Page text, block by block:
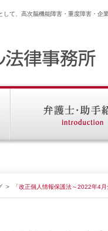
て、高次脳機能障害・重度障害・企
> 「改正個人情報保護法～2022年4